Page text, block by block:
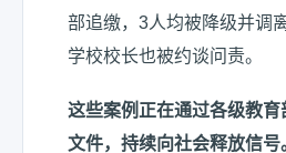
部追缴，3人均被降级并调
学校校长也被约谈问责。
这些案例正在通过各级教
文件，持续向社会释放信号